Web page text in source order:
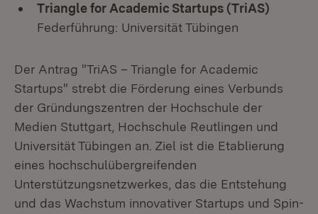
Triangle for Academic Startups (TriAS)
Federführung: Universität Tübingen
Der Antrag "TriAS – Triangle for Academic
Startups" strebt die Förderung eines Verbunds
der Gründungszentren der Hochschule der
Medien Stuttgart, Hochschule Reutlingen und
Universität Tübingen an. Ziel ist die Etablierung
eines hochschulübergreifenden
Unterstützungsnetzwerkes, das die Entstehung
und das Wachstum innovativer Startups und Spin-